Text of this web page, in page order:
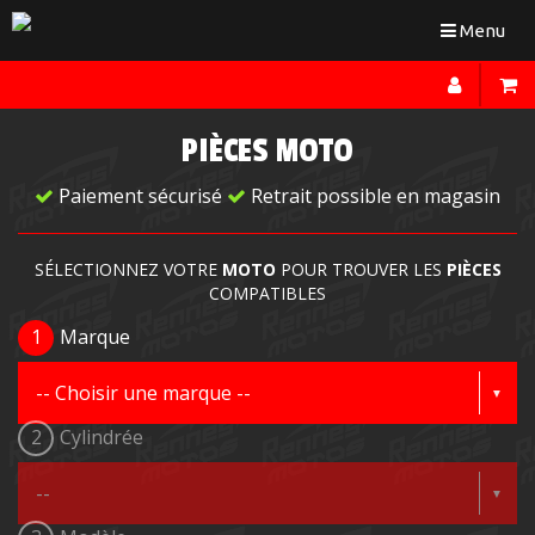
Toggle
Menu
PIÈCES MOTO
Paiement sécurisé Retrait possible en magasin
SÉLECTIONNEZ VOTRE MOTO POUR TROUVER LES PIÈCES
COMPATIBLES
1 Marque
2 Cylindrée